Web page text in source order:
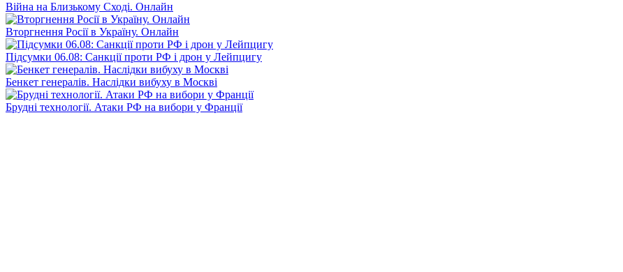
Війна на Близькому Сході. Онлайн
Вторгнення Росії в Україну. Онлайн
Підсумки 06.08: Санкції проти РФ і дрон у Лейпцигу
Бенкет генералів. Наслідки вибуху в Москві
Брудні технології. Атаки РФ на вибори у Франції